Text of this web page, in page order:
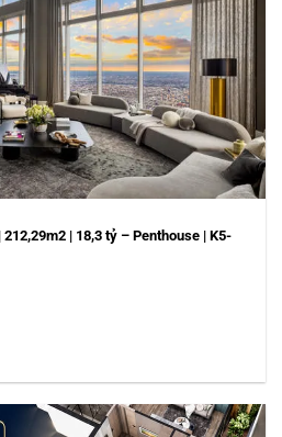
| 18,3 tỷ – Penthouse | K5-